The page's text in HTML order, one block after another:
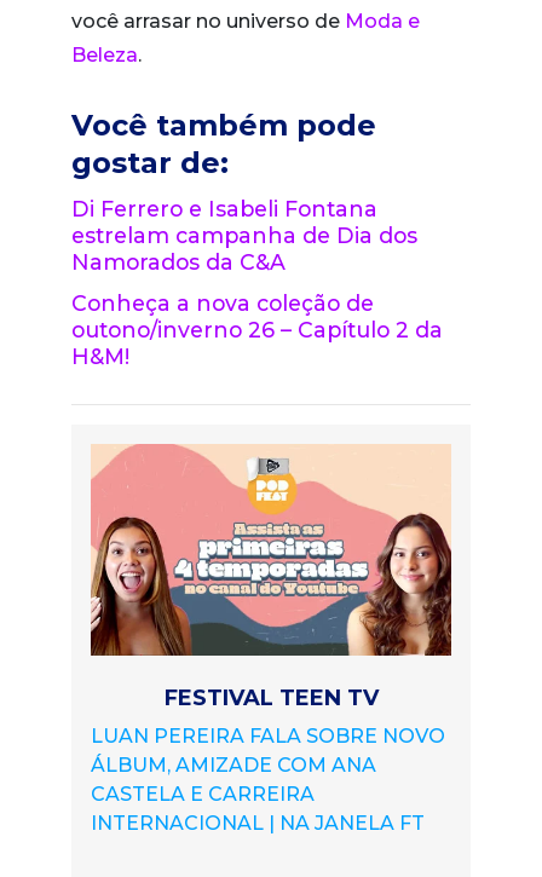
você arrasar no universo de Moda e
Beleza.
Você também pode
gostar de:
Di Ferrero e Isabeli Fontana
estrelam campanha de Dia dos
Namorados da C&A
Conheça a nova coleção de
outono/inverno 26 – Capítulo 2 da
H&M!
FESTIVAL TEEN TV
LUAN PEREIRA FALA SOBRE NOVO
ÁLBUM, AMIZADE COM ANA
CASTELA E CARREIRA
INTERNACIONAL | NA JANELA FT